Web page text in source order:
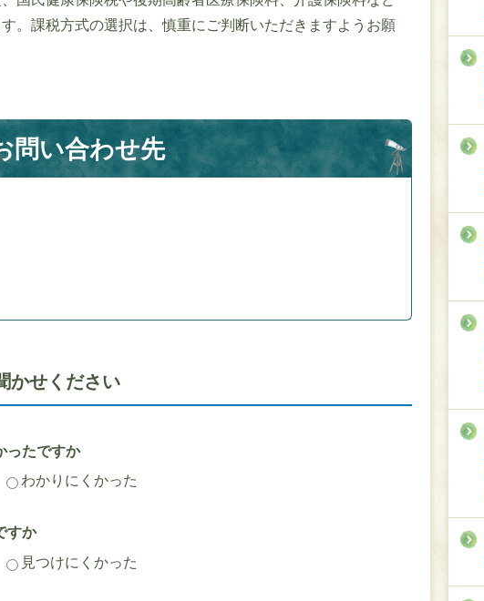
。課税方式の選択は、慎重にご判断いただきますようお願
問い合わせ先
かせください
ったですか
わかりにくかった
すか
見つけにくかった